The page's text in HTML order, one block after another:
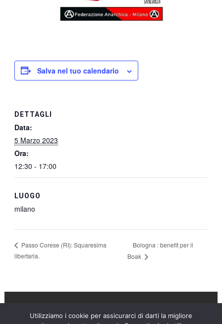
Salva nel tuo calendario
DETTAGLI
Data:
5 Marzo 2023
Ora:
12:30 - 17:00
LUOGO
milano
Passo Corese (RI): Squaresima
libertaria.
Bologna : benefit per il
Boak
Utilizziamo i cookie per assicurarci di darti la migliore